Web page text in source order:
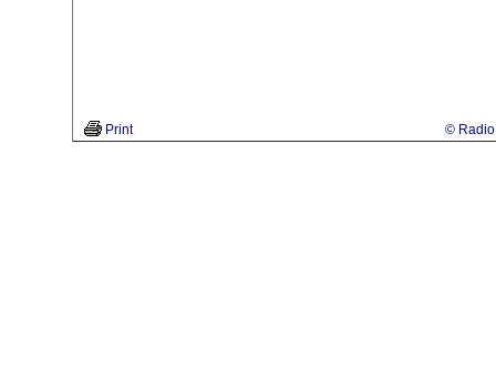
Print © Radio